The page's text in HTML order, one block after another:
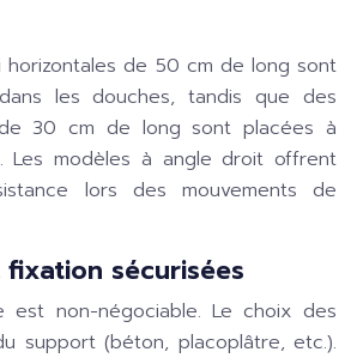
horizontales de 50 cm de long sont
les douches, tandis que des
30 cm de long sont placées à
Les modèles à angle droit offrent
lors des mouvements de
sécurisées
est non-négociable. Le choix des
support (béton, placoplâtre, etc.).